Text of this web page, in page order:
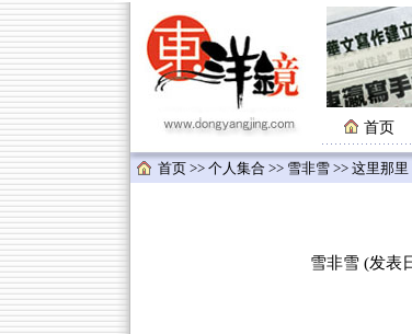
首页
首页 >> 个人集合 >> 雪非雪 >> 这里那里
雪非雪 (发表